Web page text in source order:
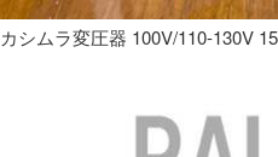
カシムラ変圧器 100V/110-130V